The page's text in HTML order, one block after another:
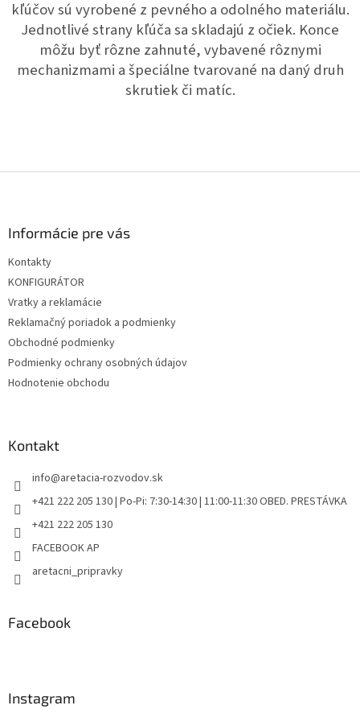
i
e
p
r
v
k
i
n
i
e
kľúčov sú vyrobené z pevného a odolného materiálu.
Jednotlivé strany kľúča sa skladajú z očiek. Konce
môžu byť rôzne zahnuté, vybavené rôznymi
mechanizmami a špeciálne tvarované na daný druh
skrutiek či matíc.
Informácie pre vás
Kontakty
KONFIGURÁTOR
Vratky a reklamácie
Reklamačný poriadok a podmienky
Obchodné podmienky
Podmienky ochrany osobných údajov
Hodnotenie obchodu
Kontakt
info@aretacia-rozvodov.sk
+421 222 205 130 | Po-Pi: 7:30-14:30 | 11:00-11:30 OBED. PRESTÁVKA
+421 222 205 130
FACEBOOK AP
aretacni_pripravky
Facebook
Instagram